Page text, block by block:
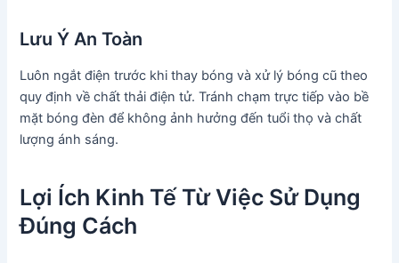
Lưu Ý An Toàn
Luôn ngắt điện trước khi thay bóng và xử lý bóng cũ theo
quy định về chất thải điện tử. Tránh chạm trực tiếp vào bề
mặt bóng đèn để không ảnh hưởng đến tuổi thọ và chất
lượng ánh sáng.
Lợi Ích Kinh Tế Từ Việc Sử Dụng
Đúng Cách